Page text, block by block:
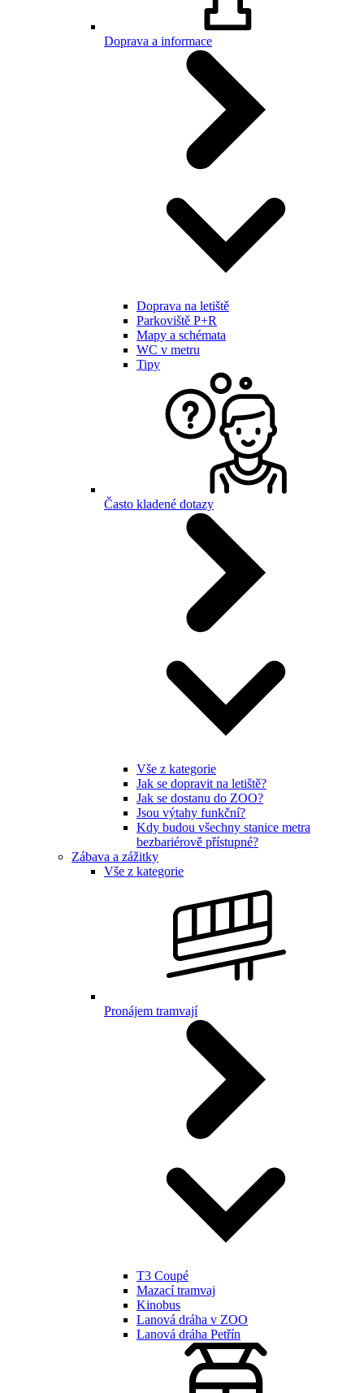
Doprava a informace
Doprava na letiště
Parkoviště P+R
Mapy a schémata
WC v metru
Tipy
Často kladené dotazy
Vše z kategorie
Jak se dopravit na letiště?
Jak se dostanu do ZOO?
Jsou výtahy funkční?
Kdy budou všechny stanice metra
bezbariérově přístupné?
Zábava a zážitky
Vše z kategorie
Pronájem tramvají
T3 Coupé
Mazací tramvaj
Kinobus
Lanová dráha v ZOO
Lanová dráha Petřín